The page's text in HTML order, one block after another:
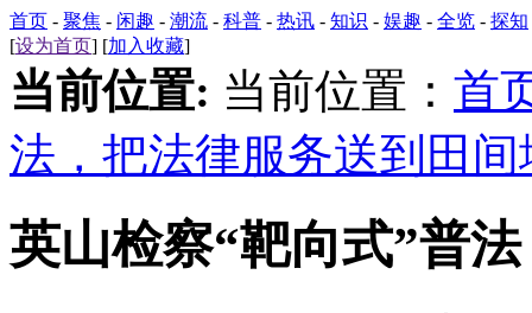
首页 - 聚焦 - 闲趣 - 潮流 - 科普 - 热讯 - 知识 - 娱趣 - 全览 - 探知
[设为首页] [加入收藏]
当前位置: 当前位置： 首
法，把法律服务送到田间
英山检察“靶向式”普